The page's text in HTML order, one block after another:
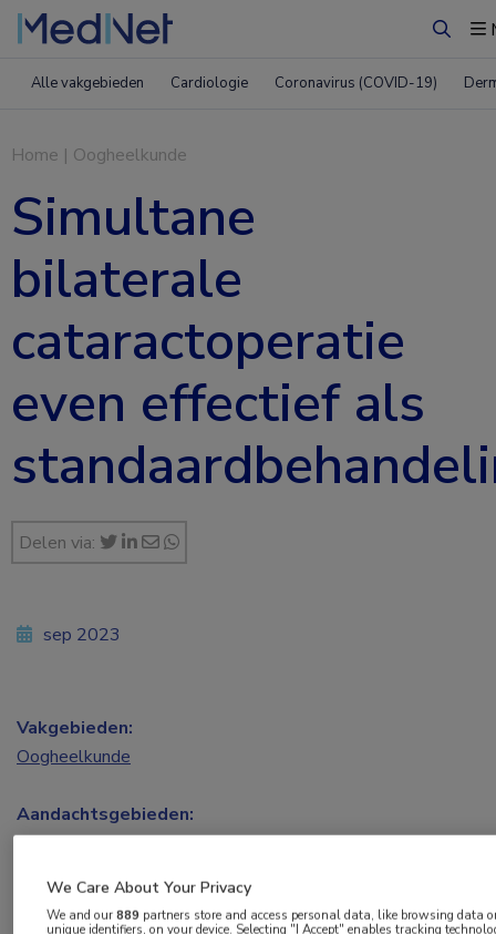
Alle vakgebieden Cardiologie Coronavirus (COVID-19)
Home | Oogheelkunde
Simultane
bilaterale
cataractoperatie
even effectief als
Delen via:
sep 2023
Vakgebieden:
Oogheelkunde
Aandachtsgebieden:
Chirurgie
Tags:
We Care About Your Privacy
We and our889 partners store and access personal data, like browsing data
unique identifiers, on your device. Selecting "I Accept" enables tracking